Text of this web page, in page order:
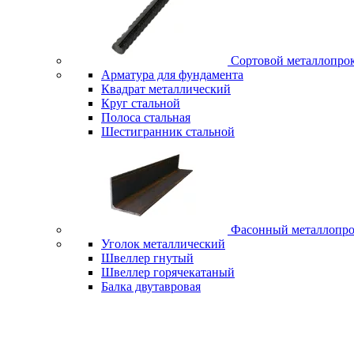
Сортовой
Арматура для фундамента
Квадрат металлический
Круг стальной
Полоса стальная
Шестигранник стальной
Фасонный
Уголок металлический
Швеллер гнутый
Швеллер горячекатаный
Балка двутавровая